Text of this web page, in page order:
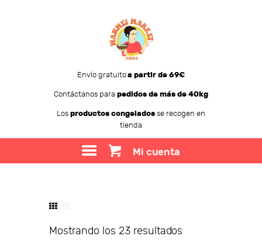
Envío gratuitoa partir de 69€
Contáctanos parapedidos de más de 40kg
Losproductos congeladosse recogen en
tienda
Mi cuenta
WANMEI MARKET
SOBRE WANMEI
Mostrando los 23 resultados